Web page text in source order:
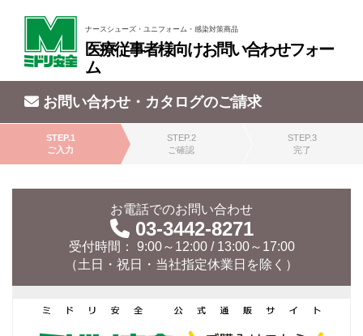
ナースシューズ・ユニフォーム・感染対策商品
医療従事者様向けお問い合わせフォー
ム
お問い合わせ・カタログのご請求
STEP.1
ご入力
STEP.2
ご確認
STEP.3
完了
お電話でのお問い合わせ
03-3442-8271
受付時間： 9:00～12:00 / 13:00～17:00
（土日・祝日・当社指定休業日を除く）